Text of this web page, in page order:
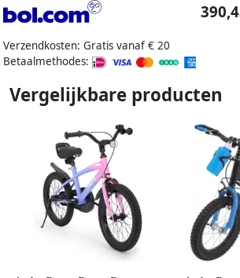
Verzendkosten: Gratis vanaf € 20
Betaalmethodes:
Vergelijkbare producten